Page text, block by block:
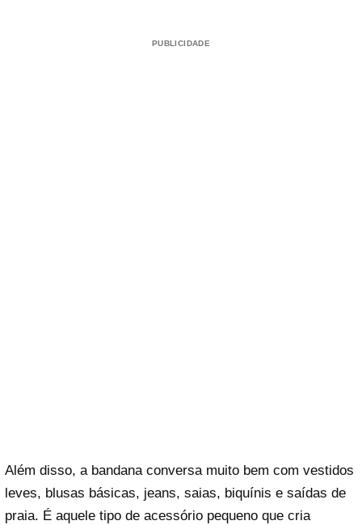
PUBLICIDADE
Além disso, a bandana conversa muito bem com vestidos
leves, blusas básicas, jeans, saias, biquínis e saídas de
praia. É aquele tipo de acessório pequeno que cria